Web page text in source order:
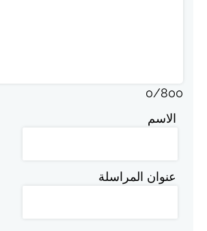
0/800
الاسم
عنوان المراسلة